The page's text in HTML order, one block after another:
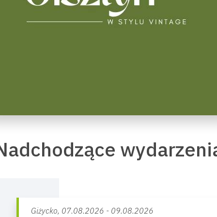
Giżycko, 07.08.2026 - 09.08.2026